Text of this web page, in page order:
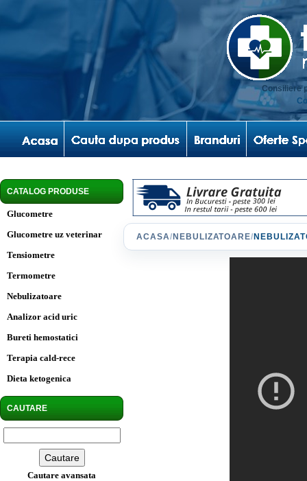
Consiliere
CATALOG PRODUSE
Glucometre
Glucometre uz veterinar
Tensiometre
Termometre
Nebulizatoare
Analizor acid uric
Bureti hemostatici
Terapia cald-rece
Dieta ketogenica
CAUTARE
Cautare avansata
ACASA/ NEBULIZATOARE/